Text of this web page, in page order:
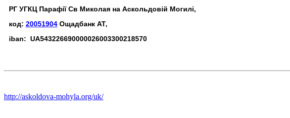
РГ УГКЦ Парафії Св Миколая на Аскольдовій Могилі,
код: 20051904 Ощадбанк АТ,
iban: UA543226690000026003300218570
http://askoldova-mohyla.org/uk/